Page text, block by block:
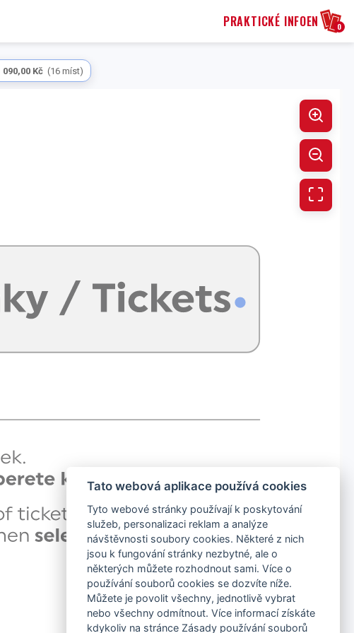
PRAKTICKÉ INFOEN 0
090,00 Kč (16 míst)
Tato webová aplikace používá cookies
Tyto webové stránky používají k poskytování
služeb, personalizaci reklam a analýze
návštěvnosti soubory cookies. Některé z nich
jsou k fungování stránky nezbytné, ale o
některých můžete rozhodnout sami. Více o
používání souborů cookies se dozvíte níže.
Můžete je povolit všechny, jednotlivě vybrat
nebo všechny odmítnout. Více informací získáte
kdykoliv na stránce Zásady používání souborů